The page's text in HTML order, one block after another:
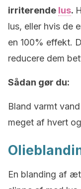
irriterende lus.
lus, eller hvis de
en 100% effekt.
reducere dem
Sådan gør du:
Bland varmt
meget af hvert
En blanding af